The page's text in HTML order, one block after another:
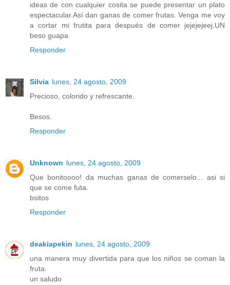
ideas de con cualquier cosita se puede presentar un plato
espectacular.Así dan ganas de comer frutas. Venga me voy
a cortar mi frutita para después de comer jejejejeej.UN
beso guapa
Responder
Silvia lunes, 24 agosto, 2009
Precioso, colorido y refrescante.
Besos.
Responder
Unknown lunes, 24 agosto, 2009
Que bonitoooo! da muchas ganas de comerselo... asi si
que se come futa.
bsitos
Responder
deakiapekin lunes, 24 agosto, 2009
una manera muy divertida para que los niños se coman la
fruta.
un saludo